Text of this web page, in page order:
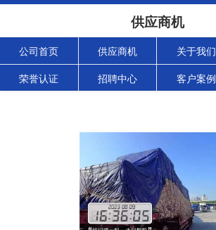
供应商机
公司首页 供应商机 关于我们
荣誉认证 招聘中心 客户案例